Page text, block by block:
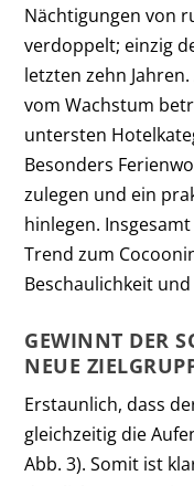
Nächtigungen von
verdoppelt; einzig
letzten zehn
vom Wachstum
untersten
Besonders
zulegen und ein
hinlegen.
Trend zum
Beschaulichkeit
GEWINNT DER
NEUE
Erstaunlich, dass
gleichzeitig die
Abb. 3). Somit ist